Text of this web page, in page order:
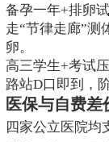
备孕一年+排卵
走“节律走廊”测
卵。
高三学生+考试
路站D口即到，
医保与自费差
四家公立医院均